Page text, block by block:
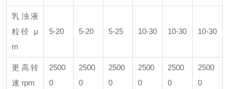
乳浊液
粒径 μ
m
5-20 5-20 5-25 10-30 10-30 10-30
更高转
速 rpm
2500
0
2500
0
2500
0
2500
0
2500
0
2500
0